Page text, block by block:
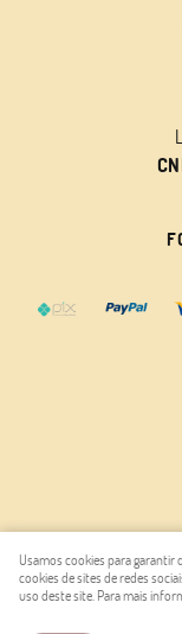
LOJA
Usamos cookies para garantir
cookies de sites de redes
uso deste site. Para mais